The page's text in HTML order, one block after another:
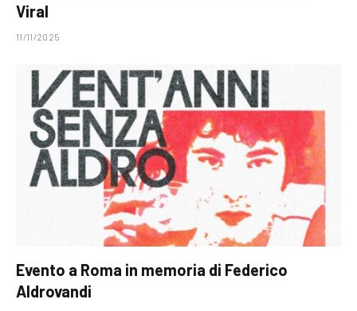
Viral
11/11/2025
Evento a Roma in memoria di Federico
Aldrovandi